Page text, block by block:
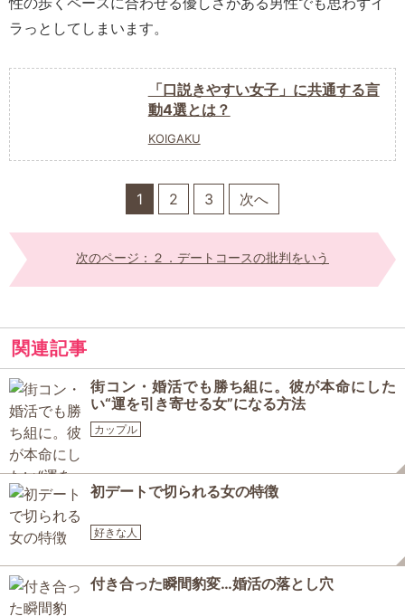
ラっとしてしまいます。
「口説きやすい女子」に共通する言
動4選とは？
KOIGAKU
1 2 3 次へ
次のページ：２．デートコースの批判をいう
関連記事
街コン・婚活でも勝ち組に。彼が本命にした
い“運を引き寄せる女”になる方法
カップル
初デートで切られる女の特徴
好きな人
付き合った瞬間豹変…婚活の落とし穴